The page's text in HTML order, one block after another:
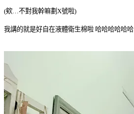
(欸…不對我幹嘛劃X號啦)
我講的就是好自在液體衛生棉啦 哈哈哈哈哈哈